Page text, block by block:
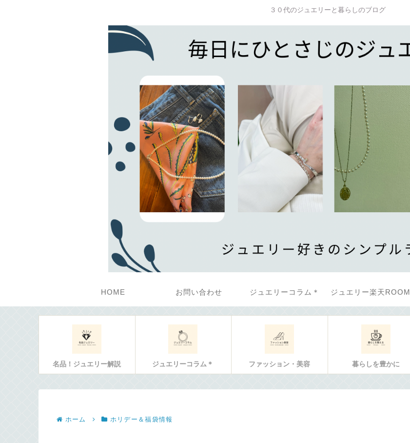
３０代のジュエリーと暮らしのブログ
HOME お問い合わせ ジュエリーコラム＊ ジュエリー楽天ROOM
名品！ジュエリー解説 ジュエリーコラム＊ ファッション・美容 暮らしを豊かに
ホーム ホリデー＆福袋情報